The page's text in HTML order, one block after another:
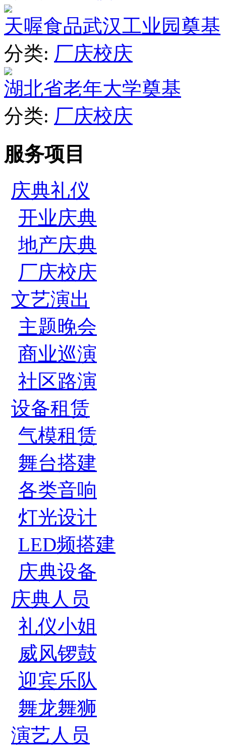
天喔食品武汉工业园奠基
分类: 厂庆校庆
湖北省老年大学奠基
分类: 厂庆校庆
服务项目
庆典礼仪
开业庆典
地产庆典
厂庆校庆
文艺演出
主题晚会
商业巡演
社区路演
设备租赁
气模租赁
舞台搭建
各类音响
灯光设计
LED频搭建
庆典设备
庆典人员
礼仪小姐
威风锣鼓
迎宾乐队
舞龙舞狮
演艺人员